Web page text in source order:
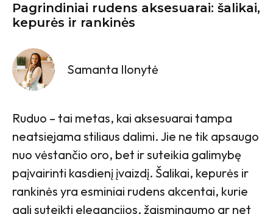
Pagrindiniai rudens aksesuarai: šalikai,
kepurės ir rankinės
Samanta Ilonytė
Ruduo – tai metas, kai aksesuarai tampa
neatsiejama stiliaus dalimi. Jie ne tik apsaugo
nuo vėstančio oro, bet ir suteikia galimybę
paįvairinti kasdienį įvaizdį. Šalikai, kepurės ir
rankinės yra esminiai rudens akcentai, kurie
gali suteikti elegancijos, žaismingumo ar net